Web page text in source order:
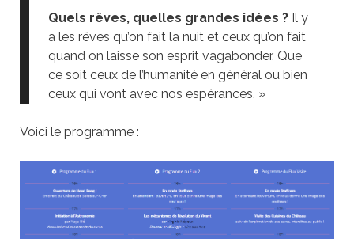
Quels rêves, quelles grandes idées ?Il y
a les rêves qu’on fait la nuit et ceux qu’on fait
quand on laisse son esprit vagabonder. Que
ce soit ceux de l’humanité en général ou bien
ceux qui vont avec nos espérances. »
Voici le programme :